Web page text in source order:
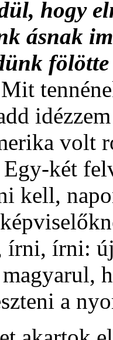
hogy
ásnak
Mit
volt
két
kell,
írni:
a